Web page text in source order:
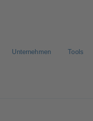
Unternehmen Tools